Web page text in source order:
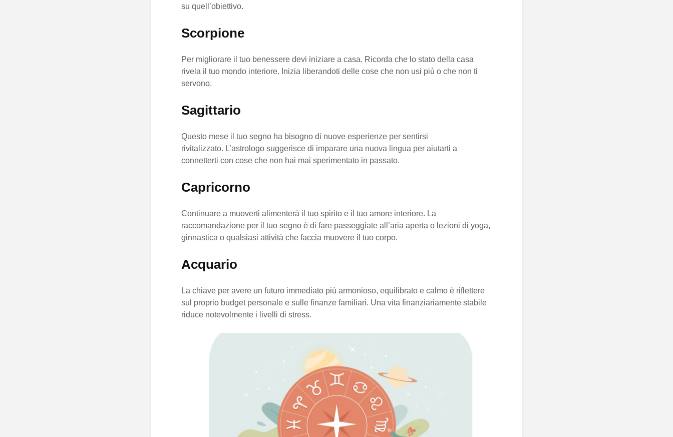
su quell’obiettivo.
Scorpione
Per migliorare il tuo benessere devi iniziare a casa. Ricorda che lo stato della casa
rivela il tuo mondo interiore. Inizia liberandoti delle cose che non usi più o che non ti
servono.
Sagittario
Questo mese il tuo segno ha bisogno di nuove esperienze per sentirsi
rivitalizzato. L’astrologo suggerisce di imparare una nuova lingua per aiutarti a
connetterti con cose che non hai mai sperimentato in passato.
Capricorno
Continuare a muoverti alimenterà il tuo spirito e il tuo amore interiore. La
raccomandazione per il tuo segno è di fare passeggiate all’aria aperta o lezioni di yoga,
ginnastica o qualsiasi attività che faccia muovere il tuo corpo.
Acquario
La chiave per avere un futuro immediato più armonioso, equilibrato e calmo è riflettere
sul proprio budget personale e sulle finanze familiari. Una vita finanziariamente stabile
riduce notevolmente i livelli di stress.